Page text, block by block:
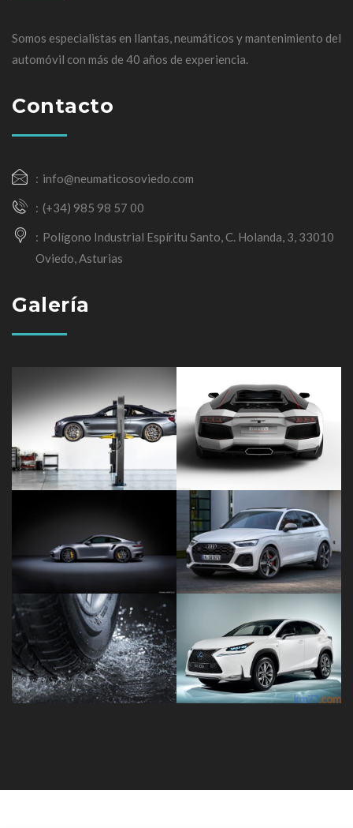
Somos especialistas en llantas, neumáticos y mantenimiento del
automóvil con más de 40 años de experiencia.
Contacto
info@neumaticosoviedo.com
(+34) 985 98 57 00
Polígono Industrial Espíritu Santo, C. Holanda, 3, 33010
Oviedo, Asturias
Galería